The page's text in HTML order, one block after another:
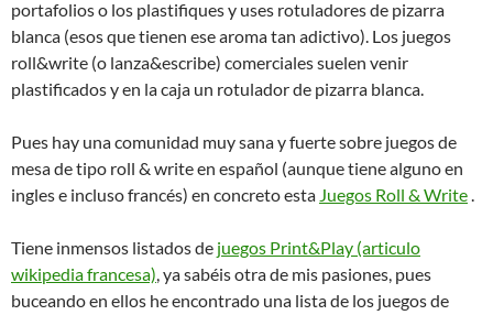
portafolios o los plastifiques y uses rotuladores de pizarra
blanca (esos que tienen ese aroma tan adictivo). Los juegos
roll&write (o lanza&escribe) comerciales suelen venir
plastificados y en la caja un rotulador de pizarra blanca.
Pues hay una comunidad muy sana y fuerte sobre juegos de
mesa de tipo roll & write en español (aunque tiene alguno en
ingles e incluso francés) en concreto esta Juegos Roll & Write.
Tiene inmensos listados de juegos Print&Play (articulo
wikipedia francesa), ya sabéis otra de mis pasiones, pues
buceando en ellos he encontrado una lista de los juegos de